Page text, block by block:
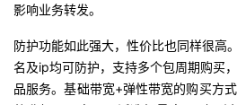
影响业务转发。
防护功能如此强大，性价比也同样很高
名及ip均可防护，支持多个包周期购买
品服务。基础带宽+弹性带宽的购买方